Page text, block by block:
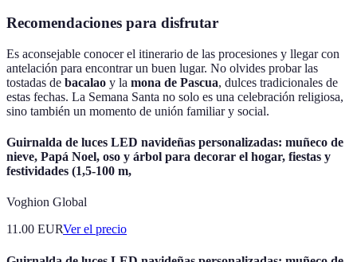
Recomendaciones para disfrutar
Es aconsejable conocer el itinerario de las procesiones y llegar con
antelación para encontrar un buen lugar. No olvides probar las
tostadas de bacalao y la mona de Pascua, dulces tradicionales de
estas fechas. La Semana Santa no solo es una celebración religiosa,
sino también un momento de unión familiar y social.
Guirnalda de luces LED navideñas personalizadas: muñeco de
nieve, Papá Noel, oso y árbol para decorar el hogar, fiestas y
festividades (1,5-100 m,
Voghion Global
11.00 EURVer el precio